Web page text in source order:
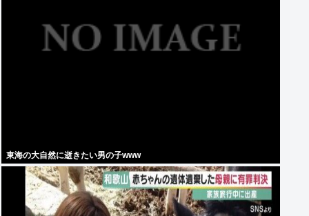
東海の大自然に逝きたい男の子www